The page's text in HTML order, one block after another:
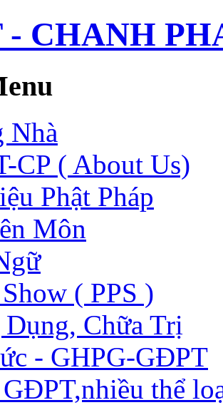
- CHANH
Nhà
CP ( About Us)
Phật Pháp
Môn
( PPS )
Dụng, Chữa Trị
- GHPG-GĐPT
thể